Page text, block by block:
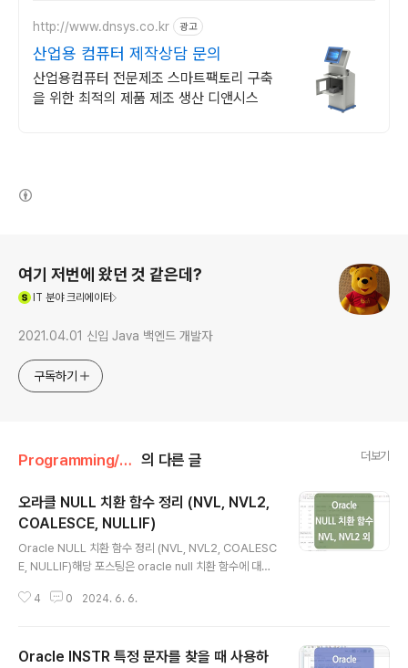
http://www.dnsys.co.kr 광고
산업용 컴퓨터 제작상담 문의
산업용컴퓨터 전문제조 스마트팩토리 구축
을 위한 최적의 제품 제조 생산 디앤시스
여기 저번에 왔던 것 같은데?
IT 분야 크리에이터
2021.04.01 신입 Java 백엔드 개발자
구독하기
Programming/Oracle 의 다른 글 더보기
오라클 NULL 치환 함수 정리 (NVL, NVL2,
COALESCE, NULLIF)
Oracle NULL 치환 함수 정리 (NVL, NVL2, COALESC
E, NULLIF)해당 포스팅은 oracle null 치환 함수에 대해
서 여러 시험 문제로도 많이 출제되기 때문에 잘 정리해 두
NULL인 경우 '대체 값'을 반환하며, 주로 NULL 값을 다른
4 0 2024. 6. 6.
Oracle INSTR 특정 문자를 찾을 때 사용하